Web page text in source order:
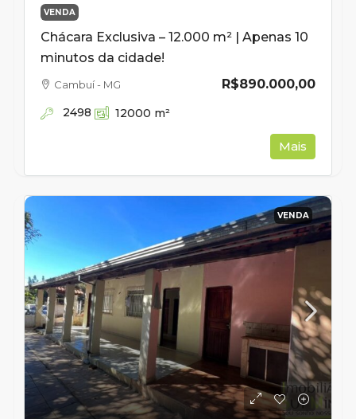
VENDA
Chácara Exclusiva – 12.000 m² | Apenas 10
minutos da cidade!
R$890.000,00
Cambuí - MG
2498 12000 m²
Mais
VENDA